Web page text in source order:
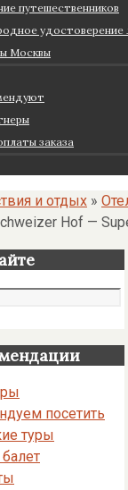
путешественников
удостоверение
Москвы
заказа
и отдых »
Hof —
посетить
туры